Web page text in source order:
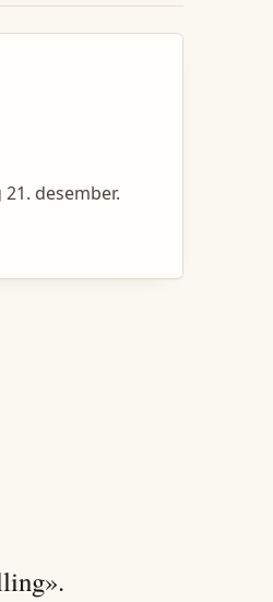
desember.